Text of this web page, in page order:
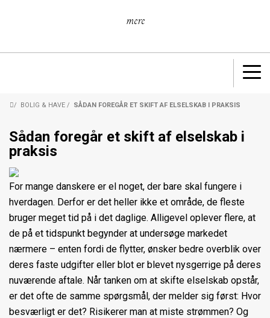
mere
/ BOLIG & HAVE / SÅDAN FOREGÅR ET SKIFT AF ELSELSKAB I PRAKSIS
Sådan foregår et skift af elselskab i
praksis
For mange danskere er el noget, der bare skal fungere i
hverdagen. Derfor er det heller ikke et område, de fleste
bruger meget tid på i det daglige. Alligevel oplever flere, at
de på et tidspunkt begynder at undersøge markedet
nærmere – enten fordi de flytter, ønsker bedre overblik over
deres faste udgifter eller blot er blevet nysgerrige på deres
nuværende aftale. Når tanken om at skifte elselskab opstår,
er det ofte de samme spørgsmål, der melder sig først: Hvor
besværligt er det? Risikerer man at miste strømmen? Og